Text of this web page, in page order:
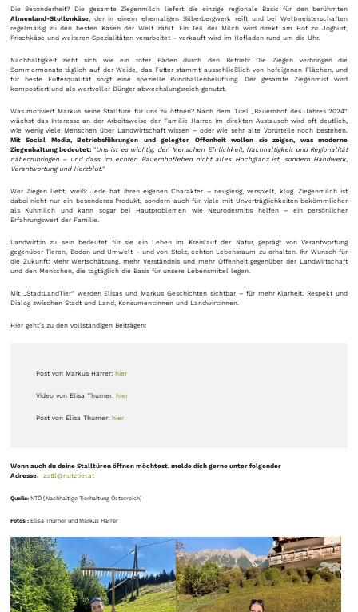
Die Besonderheit? Die gesamte Ziegenmilch liefert die einzige regionale Basis für den berühmten
Almenland-Stollenkäse, der in einem ehemaligen Silberbergwerk reift und bei Weltmeisterschaften
regelmäßig zu den besten Käsen der Welt zählt. Ein Teil der Milch wird direkt am Hof zu Joghurt,
Frischkäse und weiteren Spezialitäten verarbeitet – verkauft wird im Hofladen rund um die Uhr.
Nachhaltigkeit zieht sich wie ein roter Faden durch den Betrieb: Die Ziegen verbringen die
Sommermonate täglich auf der Weide, das Futter stammt ausschließlich von hofeigenen Flächen, und
für beste Futterqualität sorgt eine spezielle Rundballenbelüftung. Der gesamte Ziegenmist wird
kompostiert und als wertvoller Dünger abwechslungsreich genutzt.
Was motiviert Markus seine Stalltüre für uns zu öffnen? Nach dem Titel „Bauernhof des Jahres 2024“
wächst das Interesse an der Arbeitsweise der Familie Harrer. Im direkten Austausch wird oft deutlich,
wie wenig viele Menschen über Landwirtschaft wissen – oder wie sehr alte Vorurteile noch bestehen.
Mit Social Media, Betriebsführungen und gelegter Offenheit wollen sie zeigen, was moderne
Ziegenhaltung bedeutet: "Uns ist es wichtig, den Menschen Ehrlichkeit, Nachhaltigkeit und Regionalität
näherzubringen – und dass im echten Bauernhofleben nicht alles Hochglanz ist, sondern Handwerk,
Verantwortung und Herzblut."
Wer Ziegen liebt, weiß: Jede hat ihren eigenen Charakter – neugierig, verspielt, klug. Ziegenmilch ist
dabei nicht nur ein besonderes Produkt, sondern auch für viele mit Unverträglichkeiten bekömmlicher
als Kuhmilch und kann sogar bei Hautproblemen wie Neurodermitis helfen – ein persönlicher
Erfahrungswert der Familie.
Landwirt:in zu sein bedeutet für sie ein Leben im Kreislauf der Natur, geprägt von Verantwortung
gegenüber Tieren, Boden und Umwelt – und von Stolz, echten Lebensraum zu erhalten. Ihr Wunsch für
die Zukunft: Mehr Wertschätzung, mehr Verständnis und mehr Offenheit gegenüber der Landwirtschaft
und den Menschen, die tagtäglich die Basis für unsere Lebensmittel legen.
Mit „StadtLandTier“ werden Elisas und Markus Geschichten sichtbar – für mehr Klarheit, Respekt und
Dialog zwischen Stadt und Land, Konsument:innen und Landwirt:innen.
Hier geht’s zu den vollständigen Beiträgen:
Post von Markus Harrer: hier
Video von Elisa Thurner: hier
Post von Elisa Thurner: hier
Wenn auch du deine Stalltüren öffnen möchtest, melde dich gerne unter folgender
Adresse:
zottl@nutztier.at
Quelle:NTÖ (Nachhaltige Tierhaltung Österreich)
Fotos :Elisa Thurner und Markus Harrer